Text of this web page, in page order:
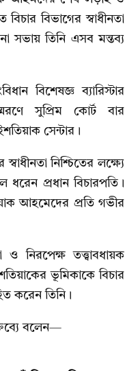
বিভাগের স্বাধীনতা
সভায় তিনি এসব মন্তব্য
বিশেষজ্ঞ ব্যারিস্টার
সুপ্রিম কোর্ট বার
সেন্টার।
নিশ্চিতের লক্ষ্যে
ধরেন প্রধান বিচারপতি।
আহমেদের প্রতি গভীর
নিরপেক্ষ তত্ত্বাবধায়ক
ভূমিকাকে বিচার
করেন তিনি।
বলেন—